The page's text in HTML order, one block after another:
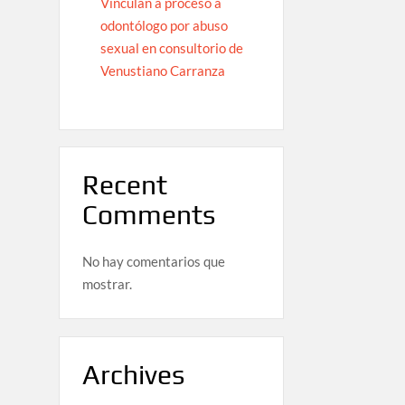
odontólogo por abuso
sexual en consultorio de
Venustiano Carranza
Recent
Comments
No hay comentarios que
mostrar.
Archives